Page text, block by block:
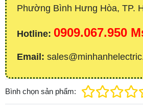
Phường Bình Hưng Hòa, TP.
Hotline: 0909.067.950
Email:
Bình chọn sản phẩm: